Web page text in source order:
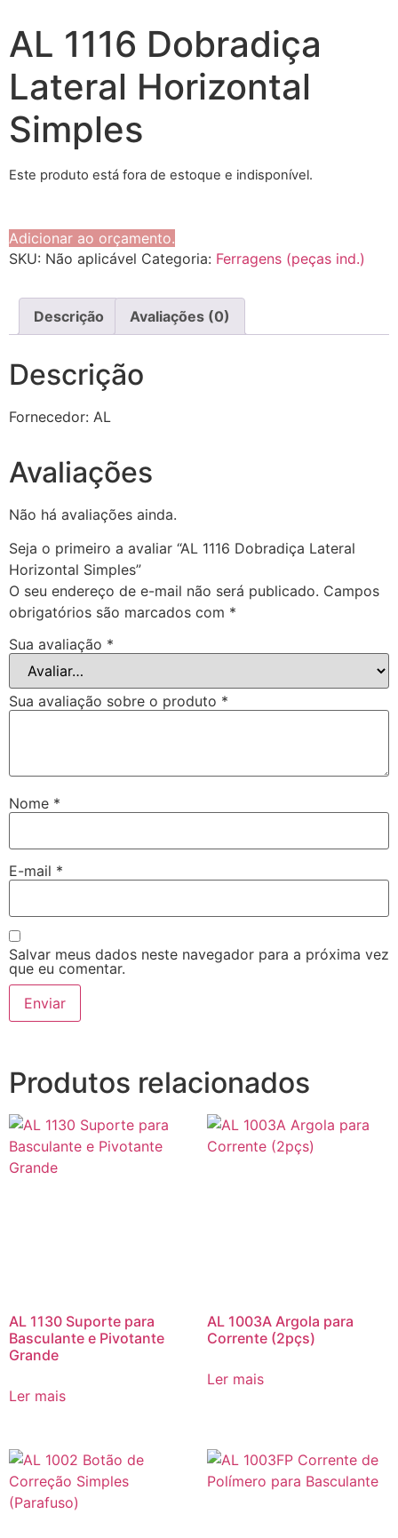
AL 1116 Dobradiça
Lateral Horizontal
Simples
Este produto está fora de estoque e indisponível.
Adicionar ao orçamento.
SKU: Não aplicável Categoria: Ferragens (peças ind.)
Descrição Avaliações (0)
Descrição
Fornecedor: AL
Avaliações
Não há avaliações ainda.
Seja o primeiro a avaliar “AL 1116 Dobradiça Lateral
Horizontal Simples”
O seu endereço de e-mail não será publicado. Campos
obrigatórios são marcados com *
Sua avaliação *
Sua avaliação sobre o produto *
Nome *
E-mail *
Salvar meus dados neste navegador para a próxima vez
que eu comentar.
Produtos relacionados
AL 1130 Suporte para
Basculante e Pivotante
Grande
Ler mais
AL 1003A Argola para
Corrente (2pçs)
Ler mais